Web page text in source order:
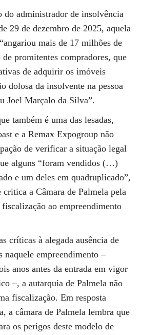
do administrador de insolvência
29 de dezembro de 2025, aquela
mais de 17 milhões de
promitentes compradores, que
de adquirir os imóveis
dolosa da insolvente na pessoa
Joel Marçalo da Silva”.
também é uma das lesadas,
e a Remax Expogroup não
de verificar a situação legal
alguns “foram vendidos (…)
e um deles em quadruplicado”,
critica a Câmara de Palmela pela
fiscalização ao empreendimento
críticas à alegada ausência de
naquele empreendimento –
anos antes da entrada em vigor
–, a autarquia de Palmela não
fiscalização. Em resposta
a câmara de Palmela lembra que
os perigos deste modelo de